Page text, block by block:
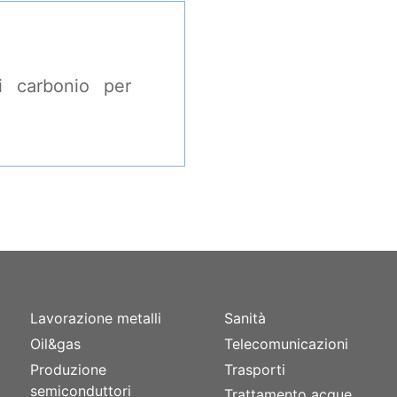
carbonio per
Lavorazione metalli
Oil&gas
Produzione
semiconduttori
Sanità
Telecomunicazioni
Trasporti